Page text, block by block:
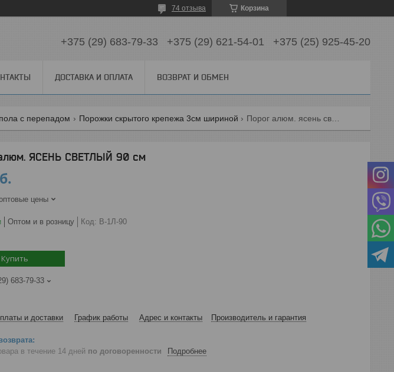
Корзина
74 отзыва
+375 (29) 683-79-33 +375 (29) 621-54-01 +375 (25) 925-45-20
ДОСТАВКА И ОПЛАТА ВОЗВРАТ И ОБМЕН
с перепадом Порожки скрытого крепежа 3см шириной
ЯСЕНЬ СВЕТЛЫЙ 90 см
цены
Оптом и в розницу Код: В-1Л-90
Купить
683-79-33
и доставки График работы Адрес и контакты Производитель и гарантия
в течение 14 дней по договоренности Подробнее